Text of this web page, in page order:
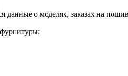
данные о моделях, заказах на